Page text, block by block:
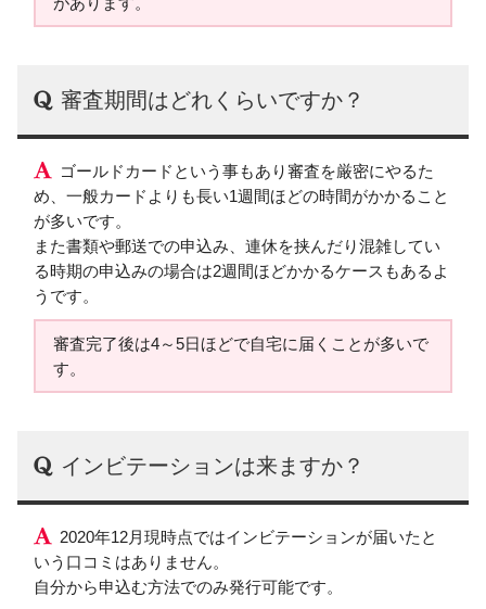
審査期間はどれくらいですか？
ゴールドカードという事もあり審査を厳密にやるた
め、一般カードよりも長い1週間ほどの時間がかかること
が多いです。
また書類や郵送での申込み、連休を挟んだり混雑してい
る時期の申込みの場合は2週間ほどかかるケースもあるよ
うです。
審査完了後は4～5日ほどで自宅に届くことが多いで
す。
インビテーションは来ますか？
2020年12月現時点ではインビテーションが届いたと
いう口コミはありません。
自分から申込む方法でのみ発行可能です。